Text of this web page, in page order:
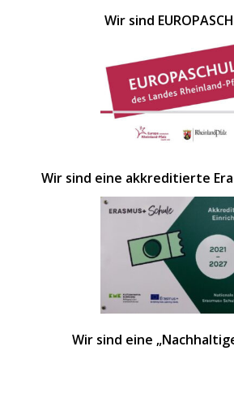
Wir sind
Wir sind eine akkreditierte
Wir sind eine